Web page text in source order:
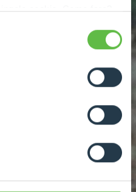
cookie. Come fare?
il suo consenso" e
presente in ogni
all'interessato ai
apposita procedura.